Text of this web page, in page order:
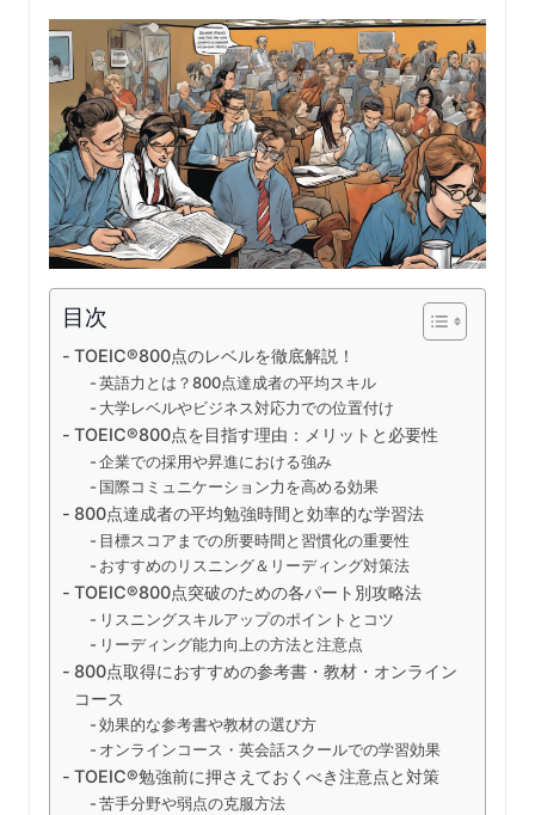
目次
TOEIC®800点のレベルを徹底解説！
英語力とは？800点達成者の平均スキル
大学レベルやビジネス対応力での位置付け
TOEIC®800点を目指す理由：メリットと必要性
企業での採用や昇進における強み
国際コミュニケーション力を高める効果
800点達成者の平均勉強時間と効率的な学習法
目標スコアまでの所要時間と習慣化の重要性
おすすめのリスニング＆リーディング対策法
TOEIC®800点突破のための各パート別攻略法
リスニングスキルアップのポイントとコツ
リーディング能力向上の方法と注意点
800点取得におすすめの参考書・教材・オンライン
コース
効果的な参考書や教材の選び方
オンラインコース・英会話スクールでの学習効果
TOEIC®勉強前に押さえておくべき注意点と対策
苦手分野や弱点の克服方法